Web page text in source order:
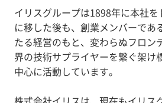
イリスグループは1898年に本社
に移した後も、創業メンバーであ
たる経営のもと、変わらぬフロン
界の技術サプライヤーを繋ぐ架け
中心に活動しています。